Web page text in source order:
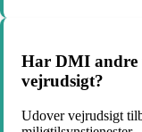
Har DMI andre
vejrudsigt?
Udover vejrudsigt